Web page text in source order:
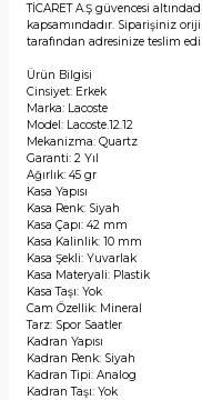
TİCARET A.Ş güvencesi
kapsamındadır. Siparişiniz
tarafından adresinize teslim
Ürün Bilgisi
Cinsiyet: Erkek
Marka: Lacoste
Model: Lacoste.12.12
Mekanizma: Quartz
Garanti: 2 Yıl
Ağırlık: 45 gr
Kasa Yapısı
Kasa Renk: Siyah
Kasa Çapı: 42 mm
Kasa Kalinlik: 10 mm
Kasa Şekli: Yuvarlak
Kasa Materyali: Plastik
Kasa Taşı: Yok
Cam Özellik: Mineral
Tarz: Spor Saatler
Kadran Yapısı
Kadran Renk: Siyah
Kadran Tipi: Analog
Kadran Taşı: Yok